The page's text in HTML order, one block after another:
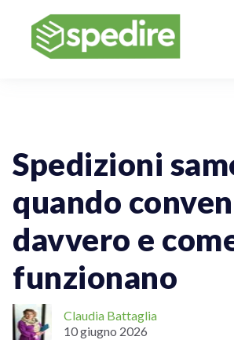
Spedizioni
quando
davvero e
funzionano
Claudia Battaglia
10 giugno 2026